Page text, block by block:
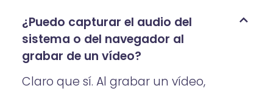
¿Puedo capturar el audio del
sistema o del navegador al
grabar de un vídeo?
Claro que sí. Al grabar un vídeo,